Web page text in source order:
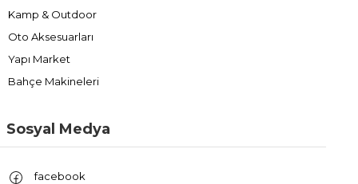
Kamp & Outdoor
Oto Aksesuarları
Yapı Market
Bahçe Makineleri
Sosyal Medya
facebook